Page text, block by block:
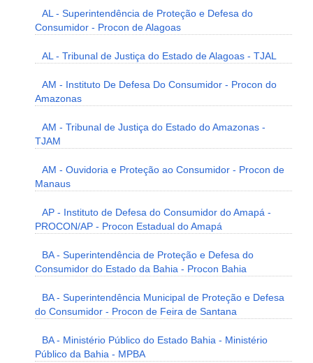
AL - Superintendência de Proteção e Defesa do
Consumidor - Procon de Alagoas
AL - Tribunal de Justiça do Estado de Alagoas - TJAL
AM - Instituto De Defesa Do Consumidor - Procon do
Amazonas
AM - Tribunal de Justiça do Estado do Amazonas -
TJAM
AM - Ouvidoria e Proteção ao Consumidor - Procon de
Manaus
AP - Instituto de Defesa do Consumidor do Amapá -
PROCON/AP - Procon Estadual do Amapá
BA - Superintendência de Proteção e Defesa do
Consumidor do Estado da Bahia - Procon Bahia
BA - Superintendência Municipal de Proteção e Defesa
do Consumidor - Procon de Feira de Santana
BA - Ministério Público do Estado Bahia - Ministério
Público da Bahia - MPBA